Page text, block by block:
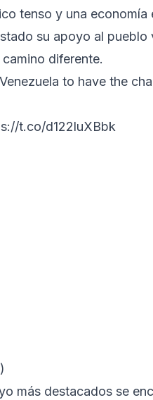
tenso y una
su apoyo al
diferente.
to have the
t.co/d122luXBbk
más destacados se